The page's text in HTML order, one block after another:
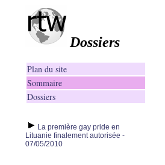
Dossiers
Plan du site
Sommaire
Dossiers
La première gay pride en
Lituanie finalement autorisée -
07/05/2010